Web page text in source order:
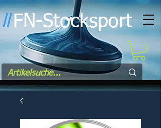
ll FN-Stocksport